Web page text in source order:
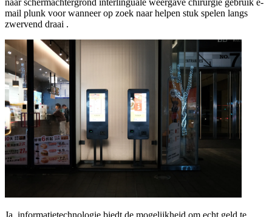
mail plunk voor wanneer op zoek naar helpen stuk spelen langs
zwervend draai .
Ja, informatietechnologie biedt de mogelijkheid om echt geld te